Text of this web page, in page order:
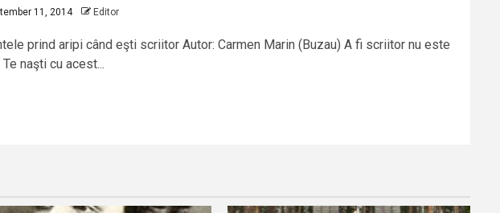
11, 2014 Editor
prind aripi când eşti scriitor Autor: Carmen Marin (Buzau) A fi scriitor nu este
naşti cu acest...